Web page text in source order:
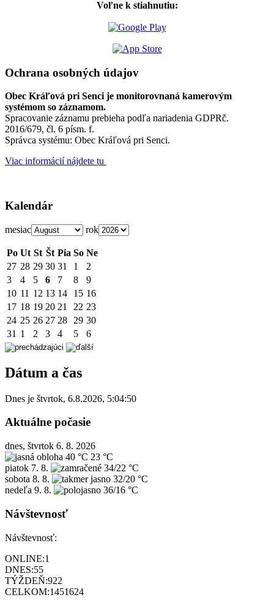
Voľne k stiahnutiu:
Ochrana osobných údajov
Obec Kráľová pri Senci je monitorovnaná kamerovým
systémom so záznamom.
Spracovanie záznamu prebieha podľa nariadenia GDPRč.
2016/679, čl. 6 písm. f.
Správca systému: Obec Kráľová pri Senci.
Viac informácií nájdete tu
Kalendár
mesiac rok
Po Ut St Št Pia So Ne
27 28 29 30 31 1
2
3
4 5 6 7 8
9
10 11 12 13 14 15 16
17 18 19 20 21 22 23
24 25 26 27 28 29 30
31 1 2 3 4 5 6
Dátum a čas
Dnes je štvrtok, 6.8.2026, 5:04:50
Aktuálne počasie
dnes, štvrtok 6. 8. 2026
40 °C 23 °C
piatok 7. 8.
34/22 °C
sobota 8. 8.
32/20 °C
nedeľa 9. 8. 36/16 °C
Návštevnosť
Návštevnosť:
ONLINE:1
DNES:55
TÝŽDEŇ:922
CELKOM:1451624